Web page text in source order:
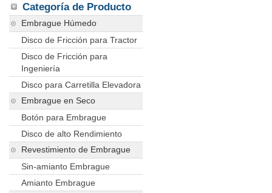
Categoría de Producto
Embrague Húmedo
Disco de Fricción para Tractor
Disco de Fricción para
Ingeniería
Disco para Carretilla Elevadora
Embrague en Seco
Botón para Embrague
Disco de alto Rendimiento
Revestimiento de Embrague
Sin-amianto Embrague
Amianto Embrague